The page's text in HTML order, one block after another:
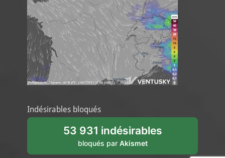
Indésirables bloqués
53 931 indésirables
bloqués par Akismet